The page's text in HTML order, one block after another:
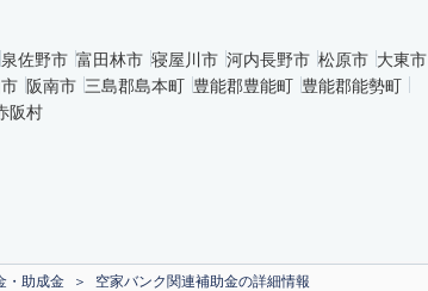
泉佐野市 富田林市 寝屋川市 河内長野市 松原市 大東市
阪南市 三島郡島本町 豊能郡豊能町 豊能郡能勢町
阪村
・助成金 空家バンク関連補助金の詳細情報